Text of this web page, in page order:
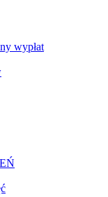
wypłat